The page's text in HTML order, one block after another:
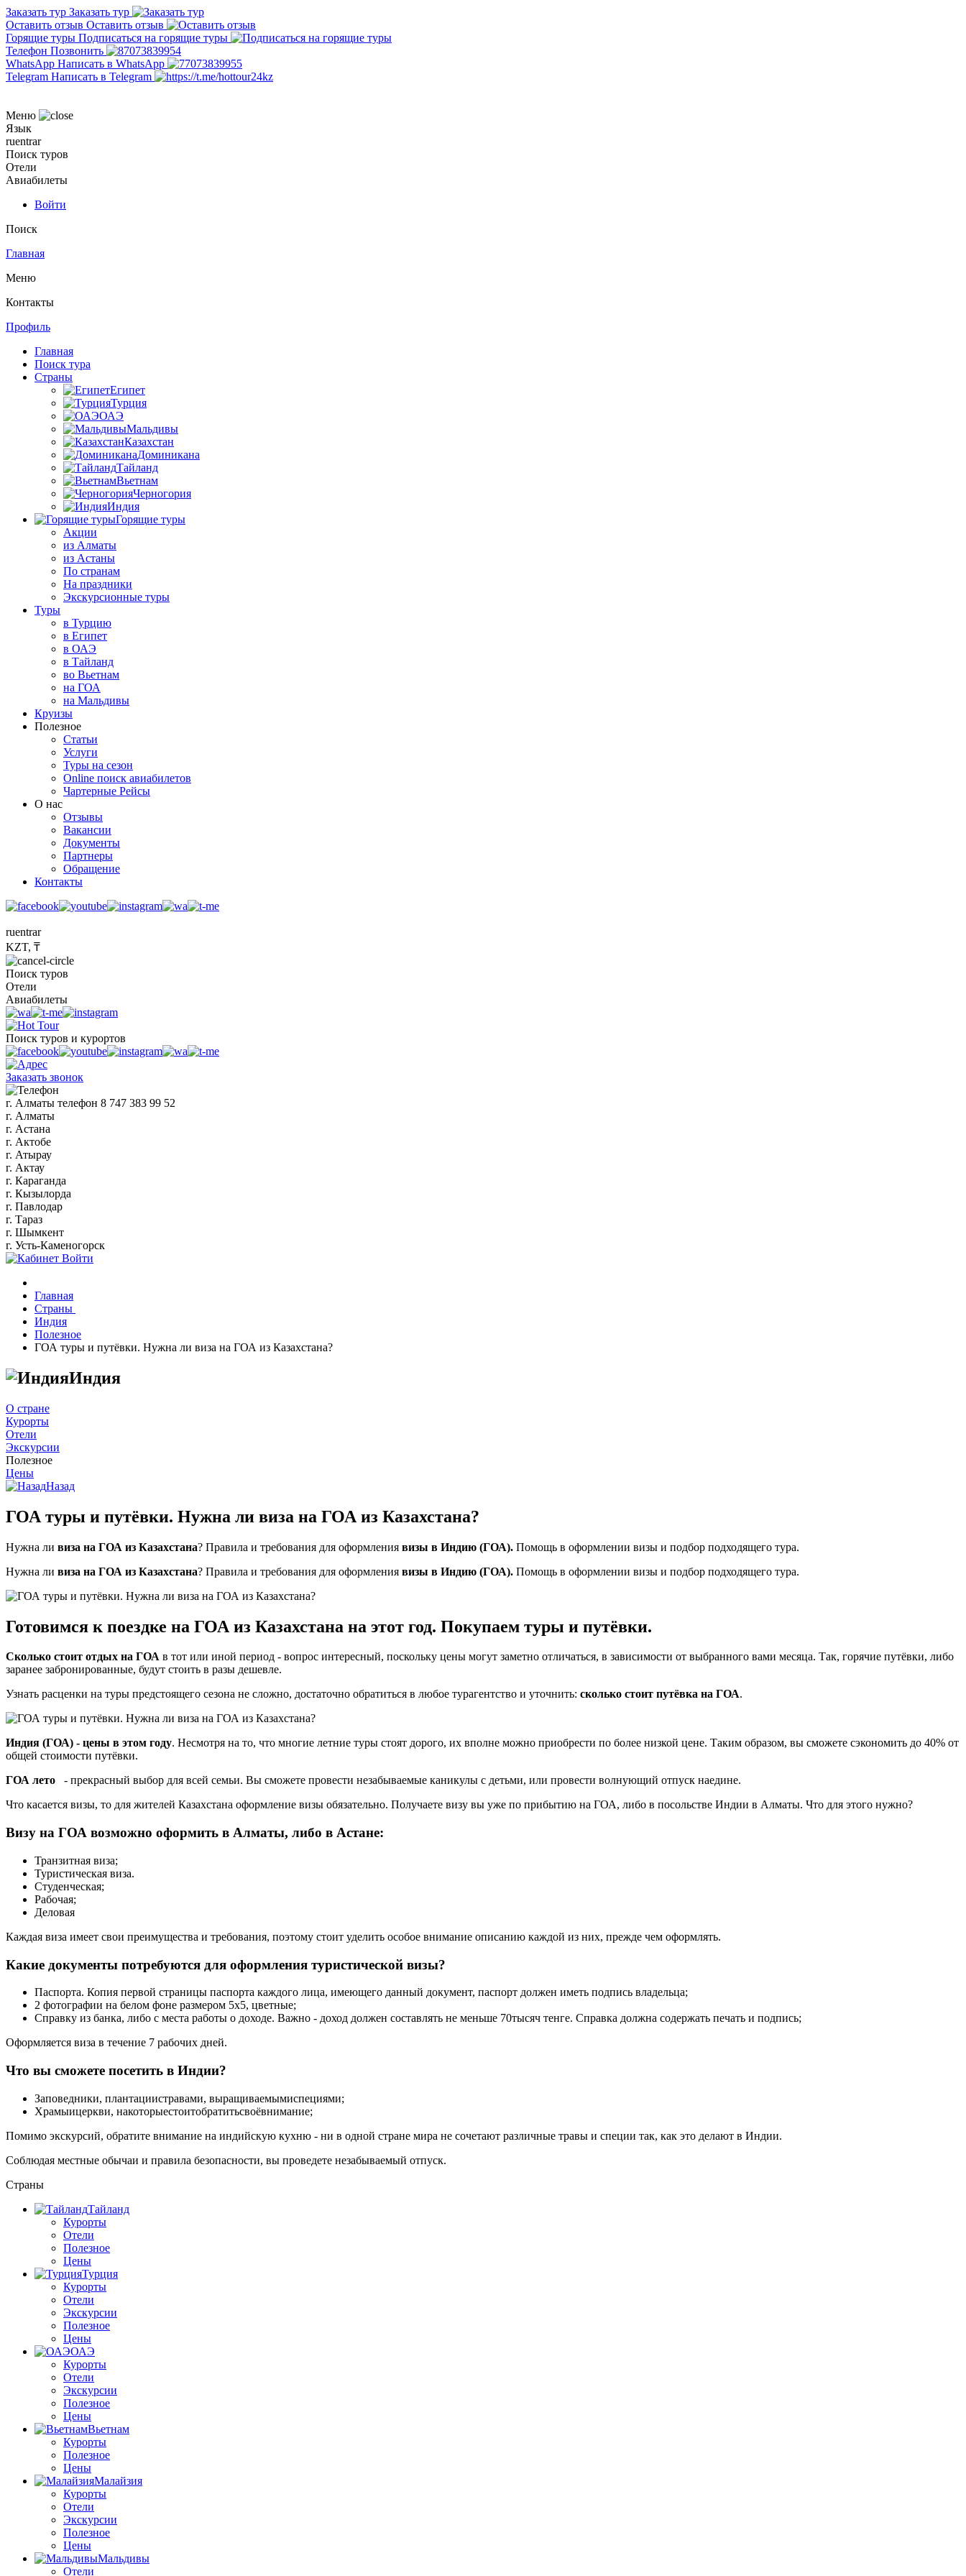
Заказать тур Заказать тур
Оставить отзыв Оставить отзыв
Горящие туры Подписаться на горящие туры
Телефон Позвонить
WhatsApp Написать в WhatsApp
Telegram Написать в Telegram
Меню
Язык
ruentrar
Поиск туров
Отели
Авиабилеты
Войти
Поиск
Главная
Меню
Контакты
Профиль
Главная
Поиск тура
Страны
Египет
Турция
ОАЭ
Мальдивы
Казахстан
Доминикана
Тайланд
Вьетнам
Черногория
Индия
Горящие туры
Акции
из Алматы
из Астаны
По странам
На праздники
Экскурсионные туры
Туры
в Турцию
в Египет
в ОАЭ
в Тайланд
во Вьетнам
на ГОА
на Мальдивы
Круизы
Полезное
Статьи
Услуги
Туры на сезон
Online поиск авиабилетов
Чартерные Рейсы
О нас
Отзывы
Вакансии
Документы
Партнеры
Обращение
Контакты
ruentrar
KZT, ₸
Поиск туров
Отели
Авиабилеты
Поиск туров и курортов
Заказать звонок
г. Алматы телефон 8 747 383 99 52
г. Алматы
г. Астана
г. Актобе
г. Атырау
г. Актау
г. Караганда
г. Кызылорда
г. Павлодар
г. Тараз
г. Шымкент
г. Усть-Каменогорск
Войти
Главная
Страны
Индия
Полезное
ГОА туры и путёвки. Нужна ли виза на ГОА из Казахстана?
Индия
О стране
Курорты
Отели
Экскурсии
Полезное
Цены
Назад
ГОА туры и путёвки. Нужна ли виза на ГОА из Казахстана?
Нужна ли виза на ГОА из Казахстана? Правила и требования для оформления визы в Индию (ГОА). Помощь в оформлении визы и подбор подходящего тура.
Нужна ли виза на ГОА из Казахстана? Правила и требования для оформления визы в Индию (ГОА). Помощь в оформлении визы и подбор подходящего тура.
Готовимся к поездке на ГОА из Казахстана на этот год. Покупаем туры и путёвки.
Сколько стоит отдых на ГОА в тот или иной период - вопрос интересный, поскольку цены могут заметно отличаться, в зависимости от выбранного вами месяца. Так, горячие путёвки, либо
заранее забронированные, будут стоить в разы дешевле.
Узнать расценки на туры предстоящего сезона не сложно, достаточно обратиться в любое турагентство и уточнить: сколько стоит путёвка на ГОА.
Индия (ГОА) - цены в этом году. Несмотря на то, что многие летние туры стоят дорого, их вполне можно приобрести по более низкой цене. Таким образом, вы сможете сэкономить до 40% от
общей стоимости путёвки.
ГОА лето
- прекрасный выбор для всей семьи. Вы сможете провести незабываемые каникулы с детьми, или провести волнующий отпуск наедине.
Что касается визы, то для жителей Казахстана оформление визы обязательно. Получаете визу вы уже по прибытию на ГОА, либо в посольстве Индии в Алматы. Что для этого нужно?
Визу на ГОА возможно оформить в Алматы, либо в Астане:
Транзитная виза;
Туристическая виза.
Студенческая;
Рабочая;
Деловая
Каждая виза имеет свои преимущества и требования, поэтому стоит уделить особое внимание описанию каждой из них, прежде чем оформлять.
Какие документы потребуются для оформления туристической визы?
Паспорта. Копия первой страницы паспорта каждого лица, имеющего данный документ, паспорт должен иметь подпись владельца;
2 фотографии на белом фоне размером 5х5, цветные;
Справку из банка, либо с места работы о доходе. Важно - доход должен составлять не меньше 70тысяч тенге. Справка должна содержать печать и подпись;
Оформляется виза в течение 7 рабочих дней.
Что вы сможете посетить в Индии?
Заповедники, плантациистравами, выращиваемымиспециями;
Храмыицеркви, накоторыестоитобратитьсвоёвнимание;
Помимо экскурсий, обратите внимание на индийскую кухню - ни в одной стране мира не сочетают различные травы и специи так, как это делают в Индии.
Соблюдая местные обычаи и правила безопасности, вы проведете незабываемый отпуск.
Страны
Тайланд
Курорты
Отели
Полезное
Цены
Турция
Курорты
Отели
Экскурсии
Полезное
Цены
ОАЭ
Курорты
Отели
Экскурсии
Полезное
Цены
Вьетнам
Курорты
Полезное
Цены
Малайзия
Курорты
Отели
Экскурсии
Полезное
Цены
Мальдивы
Отели